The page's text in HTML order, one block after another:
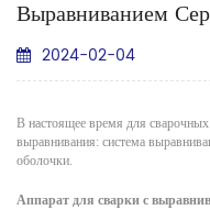
Выравниванием
2024-02-04
В настоящее время для
выравнивания: система
оболочки.
Аппарат для сварки с